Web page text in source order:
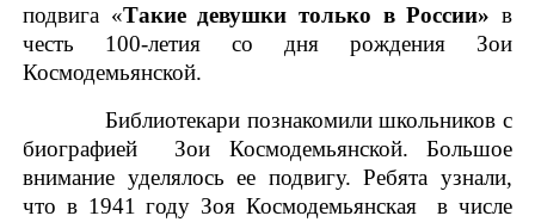
подвига «Такие девушки только в России» в
честь 100-летия со дня рождения Зои
Космодемьянской.
Библиотекари познакомили школьников с
биографией Зои Космодемьянской. Большое
внимание уделялось ее подвигу. Ребята узнали,
что в 1941 году Зоя Космодемьянская в числе